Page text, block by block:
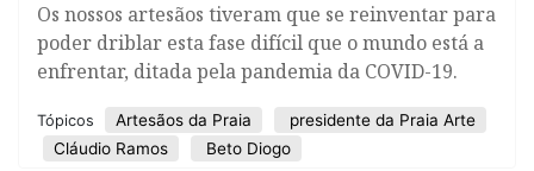
Os nossos artesãos tiveram que se reinventar para
poder driblar esta fase difícil que o mundo está a
enfrentar, ditada pela pandemia da COVID-19.
Tópicos Artesãos da Praia
presidente da Praia Arte
Cláudio Ramos
Beto Diogo